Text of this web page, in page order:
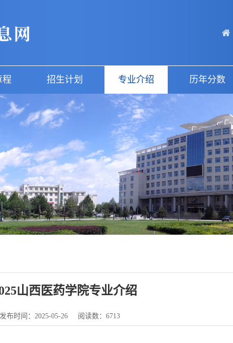
程 招生计划 专业介绍 历年分数
山西医药学院专业介绍
发布时间：2025-05-26 阅读数： 6713